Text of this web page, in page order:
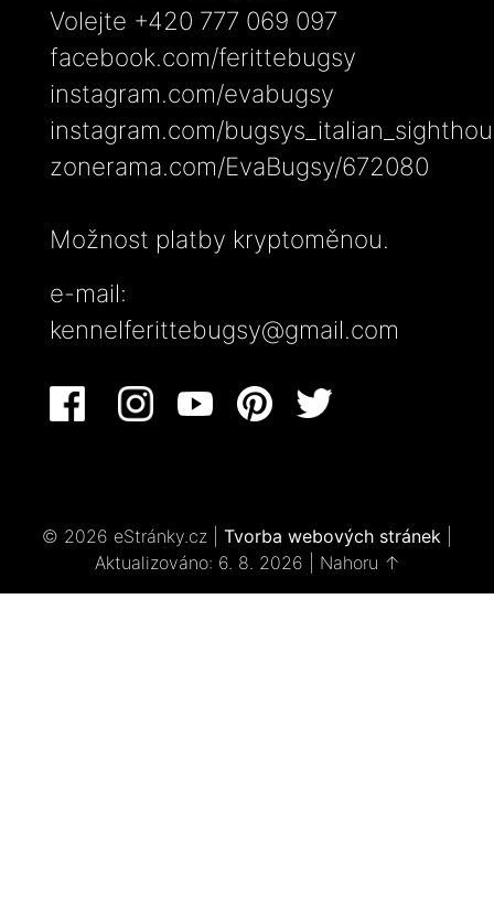
Volejte +420 777 069 097
facebook.com/ferittebugsy
instagram.com/evabugsy
instagram.com/
zonerama.com/EvaBugsy/672080
Možnost platby kryptoměnou.
e-mail:
kennelferittebugsy@gmail.com
© 2026 eStránky.cz Tvorba webových stránek
Aktualizováno: 6. 8. 2026
Nahoru ↑